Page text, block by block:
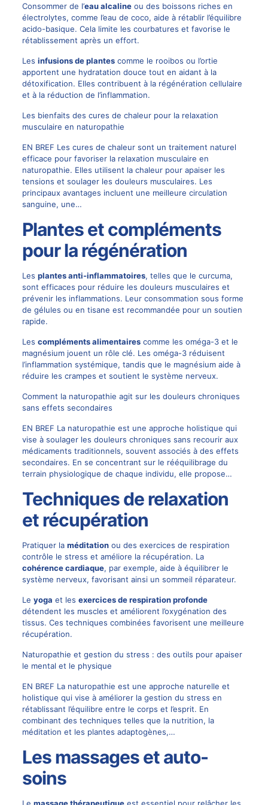
Consommer de l’eau alcalineou des boissons riches en
électrolytes, comme l’eau de coco, aide à rétablir l’équilibre
acido-basique. Cela limite les courbatures et favorise le
rétablissement après un effort.
Les infusions de plantescomme le rooibos ou l’ortie
apportent une hydratation douce tout en aidant à la
détoxification. Elles contribuent à la régénération cellulaire
et à la réduction de l’inflammation.
Les bienfaits des cures de chaleur pour la relaxation
musculaire en naturopathie
EN BREF Les cures de chaleur sont un traitement naturel
efficace pour favoriser la relaxation musculaire en
naturopathie. Elles utilisent la chaleur pour apaiser les
tensions et soulager les douleurs musculaires. Les
principaux avantages incluent une meilleure circulation
sanguine, une…
Plantes et compléments
pour la régénération
Les plantes anti-inflammatoires, telles que le curcuma,
sont efficaces pour réduire les douleurs musculaires et
prévenir les inflammations. Leur consommation sous forme
de gélules ou en tisane est recommandée pour un soutien
rapide.
Les compléments alimentairescomme les oméga-3 et le
magnésium jouent un rôle clé. Les oméga-3 réduisent
l’inflammation systémique, tandis que le magnésium aide à
réduire les crampes et soutient le système nerveux.
Comment la naturopathie agit sur les douleurs chroniques
sans effets secondaires
EN BREF La naturopathie est une approche holistique qui
vise à soulager les douleurs chroniques sans recourir aux
médicaments traditionnels, souvent associés à des effets
secondaires. En se concentrant sur le rééquilibrage du
terrain physiologique de chaque individu, elle propose…
Techniques de relaxation
et récupération
Pratiquer la méditationou des exercices de respiration
contrôle le stress et améliore la récupération. La
cohérence cardiaque, par exemple, aide à équilibrer le
système nerveux, favorisant ainsi un sommeil réparateur.
Le yoga et les exercices de respiration profonde
détendent les muscles et améliorent l’oxygénation des
tissus. Ces techniques combinées favorisent une meilleure
récupération.
Naturopathie et gestion du stress : des outils pour apaiser
le mental et le physique
EN BREF La naturopathie est une approche naturelle et
holistique qui vise à améliorer la gestion du stress en
rétablissant l’équilibre entre le corps et l’esprit. En
combinant des techniques telles que la nutrition, la
méditation et les plantes adaptogènes,…
Les massages et auto-
soins